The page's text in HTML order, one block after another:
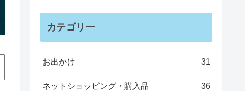
カテゴリー
お出かけ 31
ネットショッピング・購入品 36